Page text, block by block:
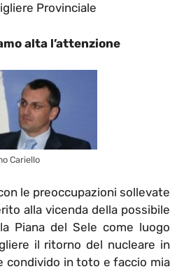
Provinciale
alta l’attenzione
Cariello
le preoccupazioni sollevate
alla vicenda della possibile
Piana del Sele come luogo
il ritorno del nucleare in
condivido in toto e faccio mia